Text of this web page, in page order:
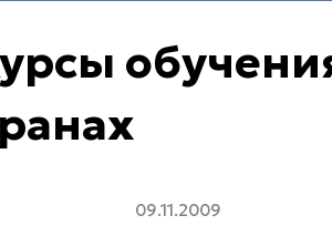
09.11.2009